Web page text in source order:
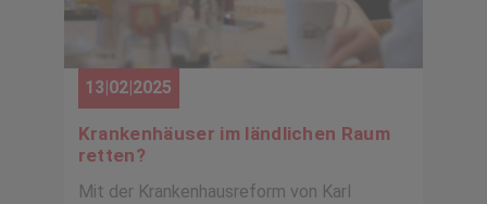
13|02|2025
Krankenhäuser im ländlichen Raum
retten?
Mit der Krankenhausreform von Karl